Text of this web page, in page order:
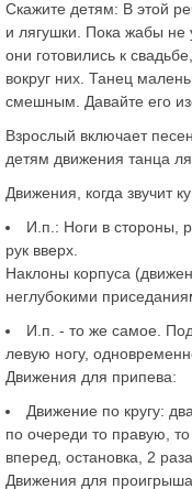
Скажите детям: В этой
и лягушки. Пока жабы не
они готовились к
вокруг них. Танец
смешным. Давайте его
Взрослый включает
детям движения танца
Движения, когда звучит
И.п.: Ноги в стороны,
рук вверх.
Наклоны корпуса
неглубокими
И.п. - то же самое.
левую ногу,
Движения для припева:
Движение по кругу:
по очереди то правую,
вперед, остановка, 2
Движения для